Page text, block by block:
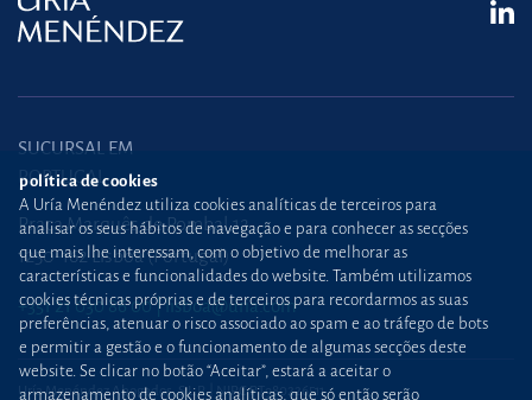
SUCURSAL EM
PORTUGAL
Praça Marquês de Pombal,12
1250-162 Lisboa (Portugal)
+351 21 030 86 00 lisboa@uria.com
Uría Menéndez Abogados, S.L.P. | NIPC PT980226511
política de cookies
A Uría Menéndez utiliza cookies analíticas de terceiros para
analisar os seus hábitos de navegação e para conhecer as secções
que mais lhe interessam, com o objetivo de melhorar as
características e funcionalidades do website. Também utilizamos
cookies técnicas próprias e de terceiros para recordarmos as suas
preferências, atenuar o risco associado ao spam e ao tráfego de bots
e permitir a gestão e o funcionamento de algumas secções deste
website. Se clicar no botão “Aceitar”, estará a aceitar o
armazenamento de cookies analíticas, que só então serão